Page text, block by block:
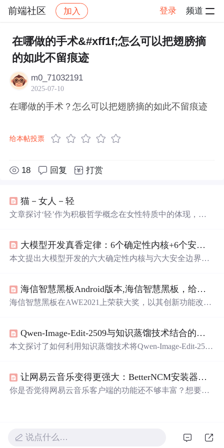
前端社区 加入 登录 频道
社区 前端社区 感慨 帖子详情
在哪做的手术&#xff1f;怎么可以把翅膀摘
的如此不留痕迹
m0_71032191
2025-07-10
在哪做的手术？怎么可以把翅膀摘的如此不留痕迹
给本帖投票
18 回复 打赏
猫－女人－轻
文章探讨‘轻’作为积极哲学概念在女性特质中的体现，援
并将‘女轻’解读为柔韧、飘逸、富有张力的积极存在方
式，强调其在现实中的韧性与美学价值。
大模型开发真香定律：6个确定性内核+6个安全边界，小白也能秒变AI大神！
本文提出大模型开发的六大确定性内核与六大安全边界，
习路径，包含基础、进阶、实战与资源福利四大部分，助
力开发者高效掌握LLM核心技术。
海信智慧黑板Android版本,海信智慧黑板，给老师减负，再也不用“喝”粉笔末了...
海信智慧黑板在AWE2021上荣获大奖，以其创新功能改变
互动显示功能为学生提供了趣味且健康的课堂体验。此
外，海信智慧黑板还具备拍照、保存教学内容等功能，进
Qwen-Image-Edit-2509与知识蒸馏技术结合的小模型探索
本文探讨了如何利用知识蒸馏技术将Qwen-Image-Edit-2509
征对齐与多任务损失优化，学生模型可在保持高质量编辑
效果的同时显著降低计算开销，支持实时、离线、低成本
让网易云音乐变得更强大：BetterNCM安装器的3个使用场景分享
你是否觉得网易云音乐客户端的功能还不够丰富？想要更
者的视角开始 我第一次接触BetterNCM安装器是因为想要
更精确的歌词显示功能。网易云音乐自带的歌词界面虽然
说点什么…